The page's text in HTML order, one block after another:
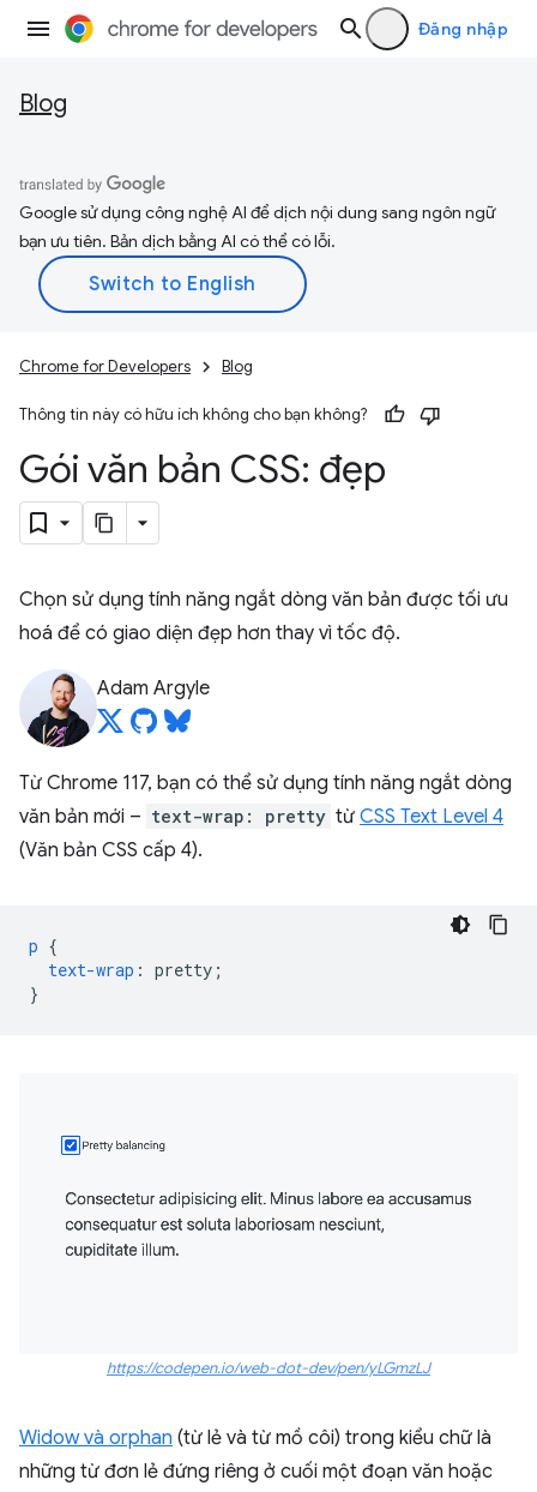
Đăng nhập
Blog
Google sử dụng công nghệ AI để dịch nội dung sang ngôn ngữ
bạn ưu tiên. Bản dịch bằng AI có thể có lỗi.
Chrome for Developers Blog
Thông tin này có hữu ích không cho bạn không?
Gói văn bản CSS: đẹp
Chọn sử dụng tính năng ngắt dòng văn bản được tối ưu
hoá để có giao diện đẹp hơn thay vì tốc độ.
Adam Argyle
Từ Chrome 117, bạn có thể sử dụng tính năng ngắt dòng
văn bản mới – text-wrap: pretty từ CSS Text Level 4
(Văn bản CSS cấp 4).
p {
text-wrap : pretty ;
}
https://codepen.io/web-dot-dev/pen/yLGmzLJ
Widow và orphan (từ lẻ và từ mồ côi) trong kiểu chữ là
những từ đơn lẻ đứng riêng ở cuối một đoạn văn hoặc